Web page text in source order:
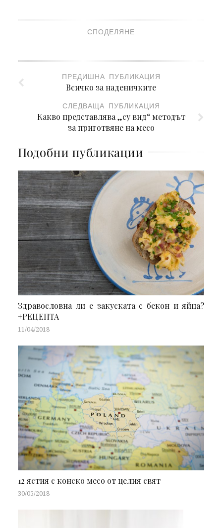
СПОДЕЛЯНЕ
ПРЕДИШНА ПУБЛИКАЦИЯ
Всичко за наденичките
СЛЕДВАЩА ПУБЛИКАЦИЯ
Какво представлява „су вид“ методът
за приготвяне на месо
Подобни публикации
Здравословна ли е закуската с бекон и яйца?
+РЕЦЕПТА
11/04/2018
12 ястия с конско месо от целия свят
30/05/2018